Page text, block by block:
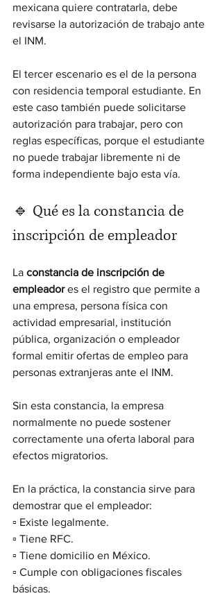
mexicana quiere contratarla, debe
revisarse la autorización de trabajo ante
el INM.
El tercer escenario es el de la persona
con residencia temporal estudiante. En
este caso también puede solicitarse
autorización para trabajar, pero con
reglas específicas, porque el estudiante
no puede trabajar libremente ni de
forma independiente bajo esta vía.
🔹 Qué es la constancia de
inscripción de empleador
La constancia de inscripción de
empleador es el registro que permite a
una empresa, persona física con
actividad empresarial, institución
pública, organización o empleador
formal emitir ofertas de empleo para
personas extranjeras ante el INM.
Sin esta constancia, la empresa
normalmente no puede sostener
correctamente una oferta laboral para
efectos migratorios.
En la práctica, la constancia sirve para
demostrar que el empleador:
▫️ Existe legalmente.
▫️ Tiene RFC.
▫️ Tiene domicilio en México.
▫️ Cumple con obligaciones fiscales
básicas.